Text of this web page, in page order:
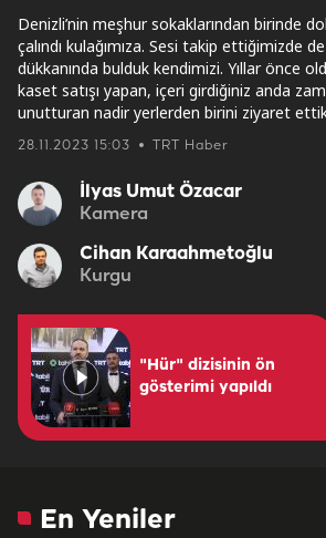
28.11.2023 15:03 TRT Haber
Denizli’nin meşhur sokaklarından birinde
çalındı kulağımıza. Sesi takip ettiğimizde
dükkanında bulduk kendimizi. Yıllar önce
kaset satışı yapan, içeri girdiğiniz anda
unutturan nadir yerlerden birini ziyaret
İlyas Umut Özacar
Kamera
Cihan Karaahmetoğlu
Kurgu
"Hür" dizisinin ön
gösterimi yapıldı
En Yeniler